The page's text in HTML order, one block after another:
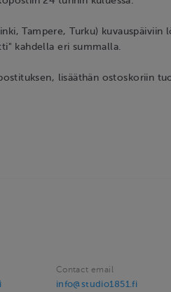
Tampere, Turku) kuvauspäiviin
kahdella eri summalla.
lisääthän ostoskoriin
Contact email
info@studio1851.fi